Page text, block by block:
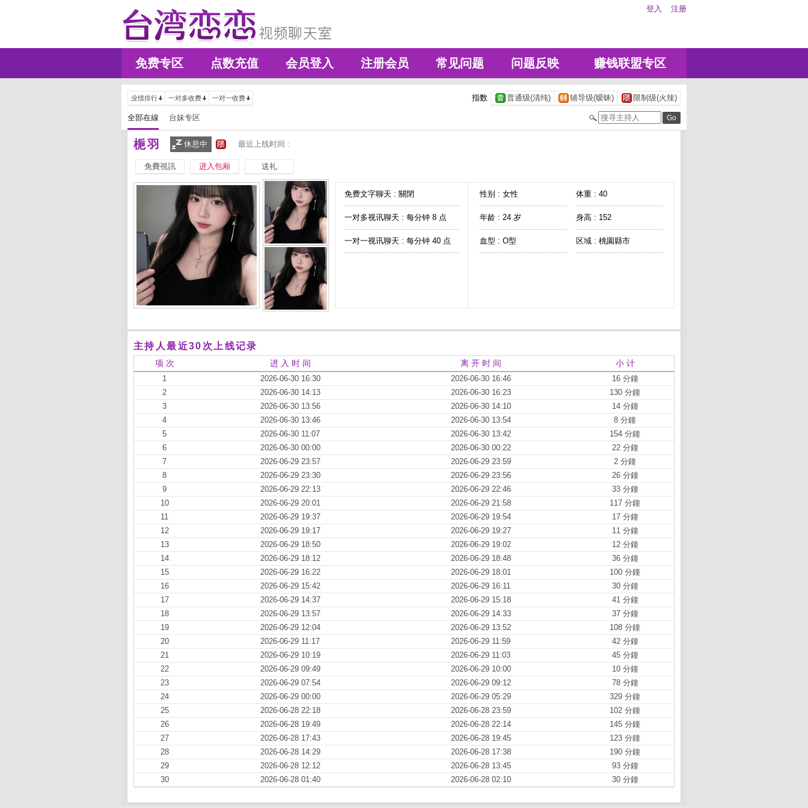
登入 注册
免费专区 点数充值 会员登入 注册会员 常见问题 问题反映 赚钱联盟专区
业绩排行 一对多收费 一对一收费 指数 普通级(清纯) 辅导级(暧昧) 限制级(火辣)
全部在線 台妹专区
梔羽 休息中 最近上线时间 :
免費視訊 进入包厢 送礼
免费文字聊天 : 關閉
一对多视讯聊天 : 每分钟 8 点
一对一视讯聊天 : 每分钟 40 点
性别 : 女性 体重 : 40
年龄 : 24 岁 身高 : 152
血型 : O型 区域 : 桃園縣市
主持人最近30次上线记录
项 次 进 入 时 间 离 开 时 间 小 计
1 2026-06-30 16:30 2026-06-30 16:46
16 分鐘
2
2026-06-30 14:13 2026-06-30 16:23
130 分鐘
3
2026-06-30 13:56 2026-06-30 14:10
14 分鐘
4
2026-06-30 13:46 2026-06-30 13:54
8 分鐘
5
2026-06-30 11:07 2026-06-30 13:42
154 分鐘
6
2026-06-30 00:00 2026-06-30 00:22
22 分鐘
7
2026-06-29 23:57 2026-06-29 23:59
2 分鐘
8
2026-06-29 23:30 2026-06-29 23:56
26 分鐘
9
2026-06-29 22:13 2026-06-29 22:46
33 分鐘
10
2026-06-29 20:01 2026-06-29 21:58
117 分鐘
11
2026-06-29 19:37 2026-06-29 19:54
17 分鐘
12
2026-06-29 19:17 2026-06-29 19:27
11 分鐘
13
2026-06-29 18:50 2026-06-29 19:02
12 分鐘
14
2026-06-29 18:12 2026-06-29 18:48
36 分鐘
15
2026-06-29 16:22 2026-06-29 18:01
100 分鐘
16
2026-06-29 15:42 2026-06-29 16:11
30 分鐘
17
2026-06-29 14:37 2026-06-29 15:18
41 分鐘
18
2026-06-29 13:57 2026-06-29 14:33
37 分鐘
19
2026-06-29 12:04 2026-06-29 13:52
108 分鐘
20
2026-06-29 11:17 2026-06-29 11:59
42 分鐘
21
2026-06-29 10:19 2026-06-29 11:03
45 分鐘
22
2026-06-29 09:49 2026-06-29 10:00
10 分鐘
23
2026-06-29 07:54 2026-06-29 09:12
78 分鐘
24
2026-06-29 00:00 2026-06-29 05:29
329 分鐘
25
2026-06-28 22:18 2026-06-28 23:59
102 分鐘
26
2026-06-28 19:49 2026-06-28 22:14
145 分鐘
27
2026-06-28 17:43 2026-06-28 19:45
123 分鐘
28
2026-06-28 14:29 2026-06-28 17:38
190 分鐘
29
2026-06-28 12:12 2026-06-28 13:45
93 分鐘
30
2026-06-28 01:40 2026-06-28 02:10 30 分鐘